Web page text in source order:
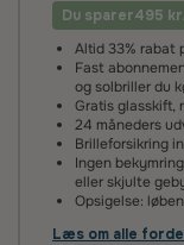
Du sparer495 kr.
Altid 33% rabat
Fast
og solbriller du
Gratis glasskift,
24 måneders
Brilleforsikring
Ingen
eller skjulte
Opsigelse:
Læs om alle
100 dages
Det kan tage
de har en ny
2 års
Vi giver 2 års
betyder, at hvis
standarder,
beregning.